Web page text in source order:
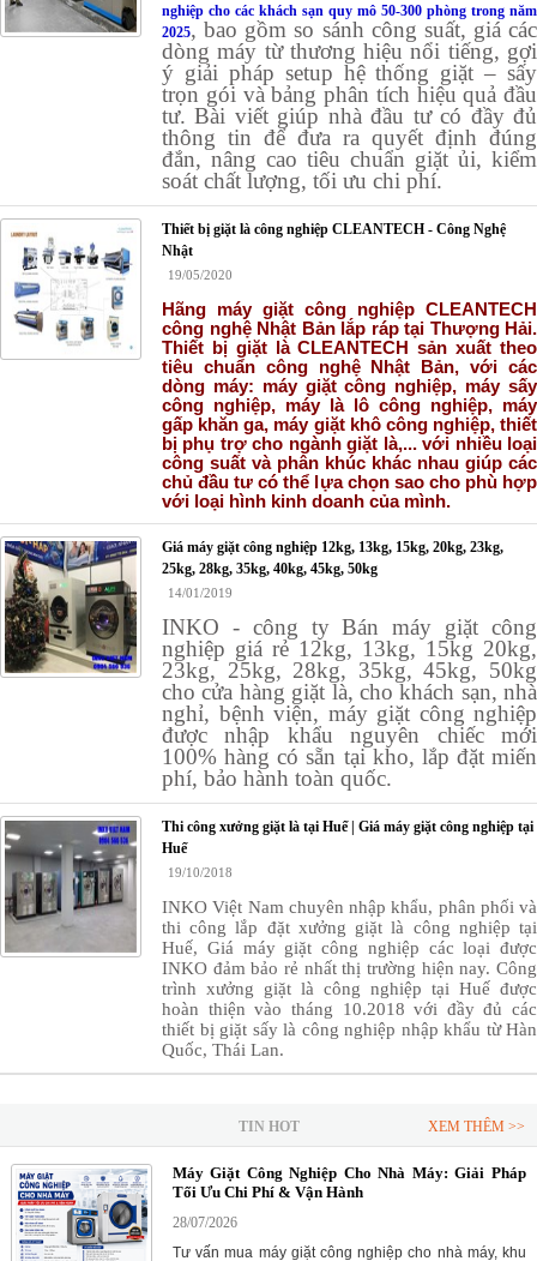
nghiệp cho các khách sạn quy mô 50-300 phòng trong năm
2025, bao gồm so sánh công suất, giá các
dòng máy từ thương hiệu nổi tiếng, gợi
ý giải pháp setup hệ thống giặt – sấy
trọn gói và bảng phân tích hiệu quả đầu
tư. Bài viết giúp nhà đầu tư có đầy đủ
thông tin để đưa ra quyết định đúng
đắn, nâng cao tiêu chuẩn giặt ủi, kiểm
soát chất lượng, tối ưu chi phí.
Thiết bị giặt là công nghiệp CLEANTECH - Công Nghệ
Nhật
19/05/2020
Hãng máy giặt công nghiệp CLEANTECH
công nghệ Nhật Bản lắp ráp tại Thượng Hải.
Thiết bị giặt là CLEANTECH sản xuất theo
tiêu chuẩn công nghệ Nhật Bản, với các
dòng máy: máy giặt công nghiệp, máy sấy
công nghiệp, máy là lô công nghiệp, máy
gấp khăn ga, máy giặt khô công nghiệp, thiết
bị phụ trợ cho ngành giặt là,... với nhiều loại
công suất và phân khúc khác nhau giúp các
chủ đầu tư có thể lựa chọn sao cho phù hợp
với loại hình kinh doanh của mình.
Giá máy giặt công nghiệp 12kg, 13kg, 15kg, 20kg, 23kg,
25kg, 28kg, 35kg, 40kg, 45kg, 50kg
14/01/2019
INKO - công ty Bán máy giặt công
nghiệp giá rẻ 12kg, 13kg, 15kg 20kg,
23kg, 25kg, 28kg, 35kg, 45kg, 50kg
cho cửa hàng giặt là, cho khách sạn, nhà
nghỉ, bệnh viện, máy giặt công nghiệp
được nhập khẩu nguyên chiếc mới
100% hàng có sẵn tại kho, lắp đặt miến
phí, bảo hành toàn quốc.
Thi công xưởng giặt là tại Huế | Giá máy giặt công nghiệp tại
Huế
19/10/2018
INKO Việt Nam chuyên nhập khẩu, phân phối và
thi công lắp đặt xưởng giặt là công nghiệp tại
Huế, Giá máy giặt công nghiệp các loại được
INKO đảm bảo rẻ nhất thị trường hiện nay. Công
trình xưởng giặt là công nghiệp tại Huế được
hoàn thiện vào tháng 10.2018 với đầy đủ các
thiết bị giặt sấy là công nghiệp nhập khẩu từ Hàn
Quốc, Thái Lan.
TIN HOT XEM THÊM >>
Máy Giặt Công Nghiệp Cho Nhà Máy: Giải Pháp
Tối Ưu Chi Phí & Vận Hành
28/07/2026
Tư vấn mua máy giặt công nghiệp cho nhà máy, khu